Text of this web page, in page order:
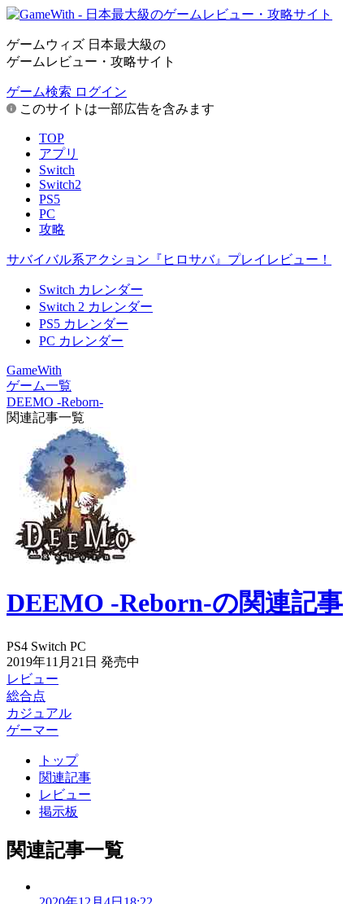
ゲームウィズ 日本最大級の
ゲームレビュー・攻略サイト
ゲーム検索 ログイン
このサイトは一部広告を含みます
TOP
アプリ
Switch
Switch2
PS5
PC
攻略
サバイバル系アクション『ヒロサバ』プレイレビュー！
Switch カレンダー
Switch 2 カレンダー
PS5 カレンダー
PC カレンダー
GameWith
ゲーム一覧
DEEMO -Reborn-
関連記事一覧
DEEMO -Reborn-の関連記事
PS4 Switch PC
2019年11月21日 発売中
レビュー
総合点
カジュアル
ゲーマー
トップ
関連記事
レビュー
掲示板
関連記事一覧